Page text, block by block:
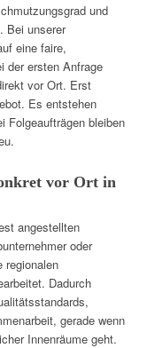
und
Bei unserer
eine faire,
der ersten Anfrage
vor Ort. Erst
Es entstehen
Folgeaufträgen bleiben
vor Ort in
angestellten
oder
regionalen
Dadurch
gerade wenn
Innenräume geht.